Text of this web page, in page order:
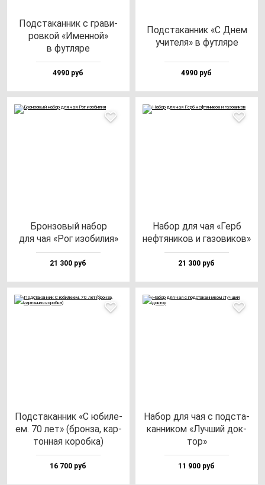
Под­ста­кан­ник с гра­ви­
ров­кой «Имен­ной»
в фут­ля­ре
4990 руб
Под­ста­кан­ник «С Днем
учи­те­ля» в фут­ля­ре
4990 руб
Брон­зо­вый на­бор
для чая «Рог изо­би­лия»
21 300 руб
Набор для чая «Герб
неф­тя­ни­ков и га­зо­ви­ков»
21 300 руб
Под­ста­кан­ник «С юби­ле­
ем. 70 лет» (брон­за, кар­
тон­ная ко­роб­ка)
16 700 руб
Набор для чая с под­ста­
кан­ни­ком «Луч­ший док­
тор»
11 900 руб